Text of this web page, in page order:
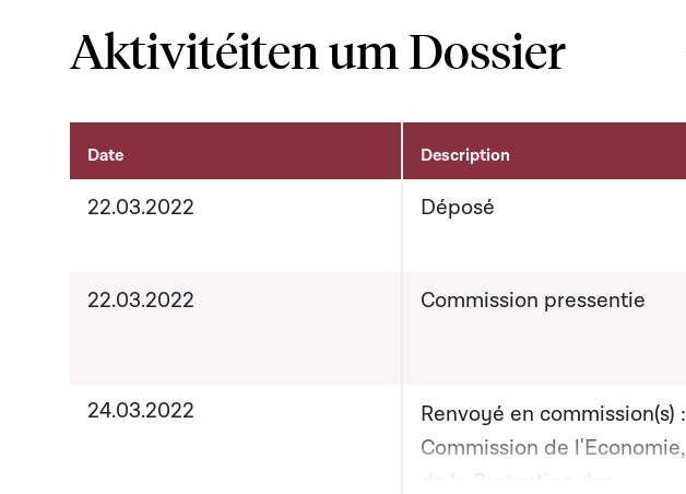
Aktivitéiten um Dossier
Aktivitéiten um Dossier
Date Description
22.03.2022 Déposé
22.03.2022 Commission pressentie
24.03.2022
Renvoyé en commission(s) :
Commission de l'Economie,
de la Protection des